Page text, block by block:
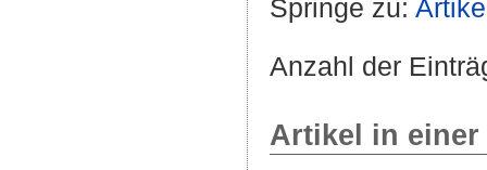
Springe zu:
Anzahl der
Artikel in